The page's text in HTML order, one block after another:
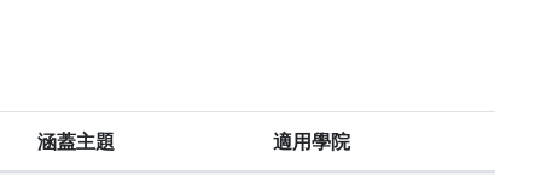
涵蓋主題 適用學院